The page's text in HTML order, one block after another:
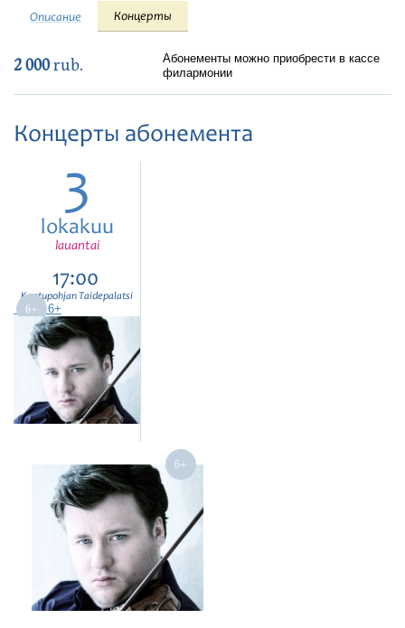
Festivaalit
Описание Концерты
2 000rub.
Абонементы можно приобрести в кассе
филармонии
Концерты абонемента
3
lokakuu
lauantai
17:00
Kontupohjan Taidepalatsi
6+